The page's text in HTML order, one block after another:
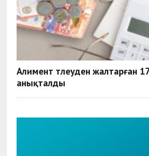
Алимент төлеуден жалтарған
анықталды